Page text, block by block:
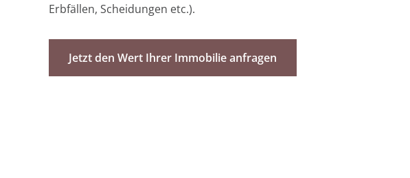
Erbfällen, Scheidungen etc.).
Jetzt den Wert Ihrer Immobilie anfragen